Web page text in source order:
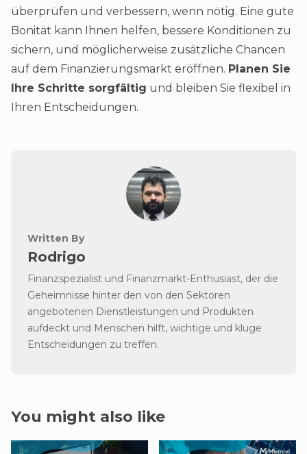
überprüfen und verbessern, wenn nötig. Eine gute
Bonität kann Ihnen helfen, bessere Konditionen zu
sichern, und möglicherweise zusätzliche Chancen
auf dem Finanzierungsmarkt eröffnen. Planen Sie
Ihre Schritte sorgfältig und bleiben Sie flexibel in
Ihren Entscheidungen.
Written By
Rodrigo
Finanzspezialist und Finanzmarkt-Enthusiast, der die
Geheimnisse hinter den von den Sektoren
angebotenen Dienstleistungen und Produkten
aufdeckt und Menschen hilft, wichtige und kluge
Entscheidungen zu treffen.
You might also like